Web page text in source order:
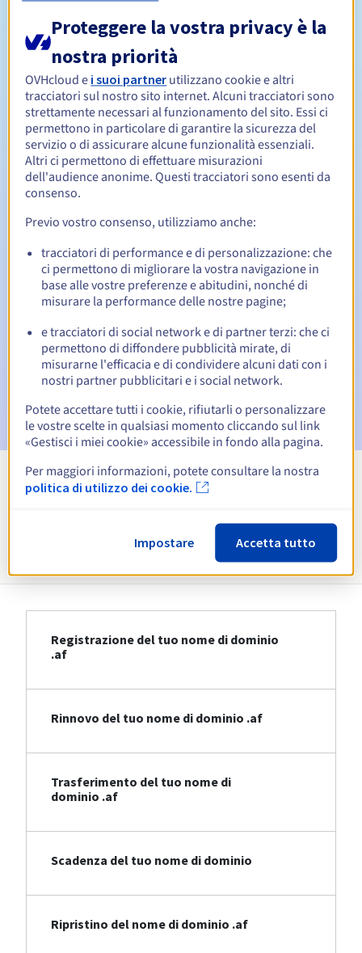
Regole di gestione e notifiche
Periodo di registrazione
Periodo di rinnovo Da 1 a 5 anni
Redemption period
Notifiche automatiche:
Email di notifica:60, 30, 15, 7 e 3 giorni prima della
scadenza
Email il giorno della scadenzaper notificare la
sospensione del nome di dominio
Email dopo il Redemption Grace Periodper notificare la
cancellazione del nome di dominio
Visualizza tutte le estensioni
Informazioni su .af
Registrazione del tuo nome di dominio
.af
Rinnovo del tuo nome di dominio .af
Trasferimento del tuo nome di
dominio .af
Scadenza del tuo nome di dominio
Ripristino del nome di dominio .af
Proteggere la vostra privacy è la
nostra priorità
OVHcloud e i suoi partner utilizzano cookie e altri
tracciatori sul nostro sito internet. Alcuni tracciatori sono
strettamente necessari al funzionamento del sito. Essi ci
permettono in particolare di garantire la sicurezza del
servizio o di assicurare alcune funzionalità essenziali.
Altri ci permettono di effettuare misurazioni
dell'audience anonime. Questi tracciatori sono esenti da
consenso.
Previo vostro consenso, utilizziamo anche:
tracciatori di performance e di personalizzazione: che
ci permettono di migliorare la vostra navigazione in
base alle vostre preferenze e abitudini, nonché di
misurare la performance delle nostre pagine;
e tracciatori di social network e di partner terzi: che ci
permettono di diffondere pubblicità mirate, di
misurarne l'efficacia e di condividere alcuni dati con i
nostri partner pubblicitari e i social network.
Potete accettare tutti i cookie, rifiutarli o personalizzare
le vostre scelte in qualsiasi momento cliccando sul link
«Gestisci i miei cookie» accessibile in fondo alla pagina.
Per maggiori informazioni, potete consultare la nostra
politica di utilizzo dei cookie.
Impostare Accetta tutto